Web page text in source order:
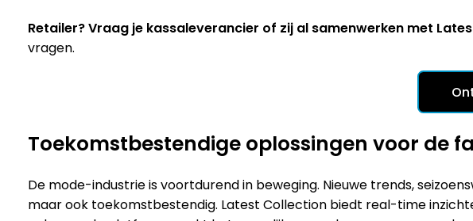
Retailer?Vraag je kassaleverancier of zij al samenwerken met
vragen.
Toekomstbestendige oplossingen voor de
De mode-industrie is voortdurend in beweging. Nieuwe trends,
maar ook toekomstbestendig. Latest Collection biedt real-time